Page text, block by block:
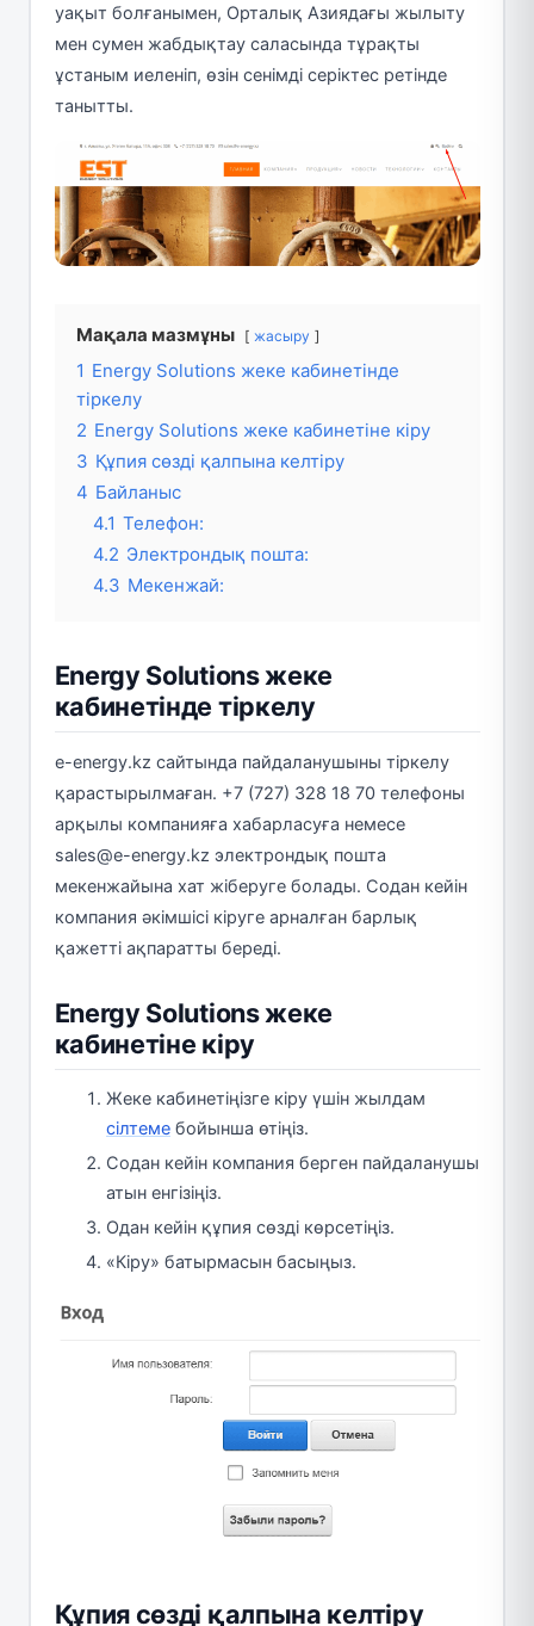
уақыт болғанымен, Орталық Азиядағы жылыту
мен сумен жабдықтау саласында тұрақты
ұстаным иеленіп, өзін сенімді серіктес ретінде
танытты.
Мақала мазмұны жасыру
1 Energy Solutions жеке кабинетінде
тіркелу
2 Energy Solutions жеке кабинетіне кіру
3 Құпия сөзді қалпына келтіру
4 Байланыс
4.1 Телефон:
4.2 Электрондық пошта:
4.3 Мекенжай:
Energy Solutions жеке
кабинетінде тіркелу
e-energy.kz сайтында пайдаланушыны тіркелу
қарастырылмаған. +7 (727) 328 18 70 телефоны
арқылы компанияға хабарласуға немесе
sales@e-energy.kz электрондық пошта
мекенжайына хат жіберуге болады. Содан кейін
компания әкімшісі кіруге арналған барлық
қажетті ақпаратты береді.
Energy Solutions жеке
кабинетіне кіру
Жеке кабинетіңізге кіру үшін жылдам
сілтеме бойынша өтіңіз.
Содан кейін компания берген пайдаланушы
атын енгізіңіз.
Одан кейін құпия сөзді көрсетіңіз.
«Кіру» батырмасын басыңыз.
Құпия сөзді қалпына келтіру